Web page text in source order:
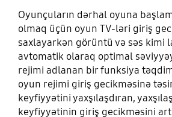
Oyunçuların dərhal oyuna
olmaq üçün oyun TV-ləri giriş
saxlayarkən görüntü və səs kimi
avtomatik olaraq optimal
rejimi adlanan bir funksiya
oyun rejimi giriş gecikməsinə
keyfiyyətini yaxşılaşdıran,
keyfiyyətinin giriş gecikməsini